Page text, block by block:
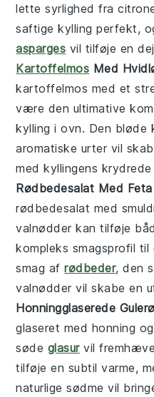
lette syrlighed fra
saftigekylling perfekt,
asparges vil tilføje en
Kartoffelmos Med
kartoffelmos med et
være den ultimative
kylling i ovn. Den bløde
aromatiske urter vil
med kyllingens krydrede
Rødbedesalat Med
rødbedesalat med
valnødder kan tilføje
kompleks smagsprofil
smag afrødbeder, den
valnødder vil skabe en
Honningglaserede
glaseret med honning
søde glasurvil
tilføje en subtil varme,
naturlige sødme vil